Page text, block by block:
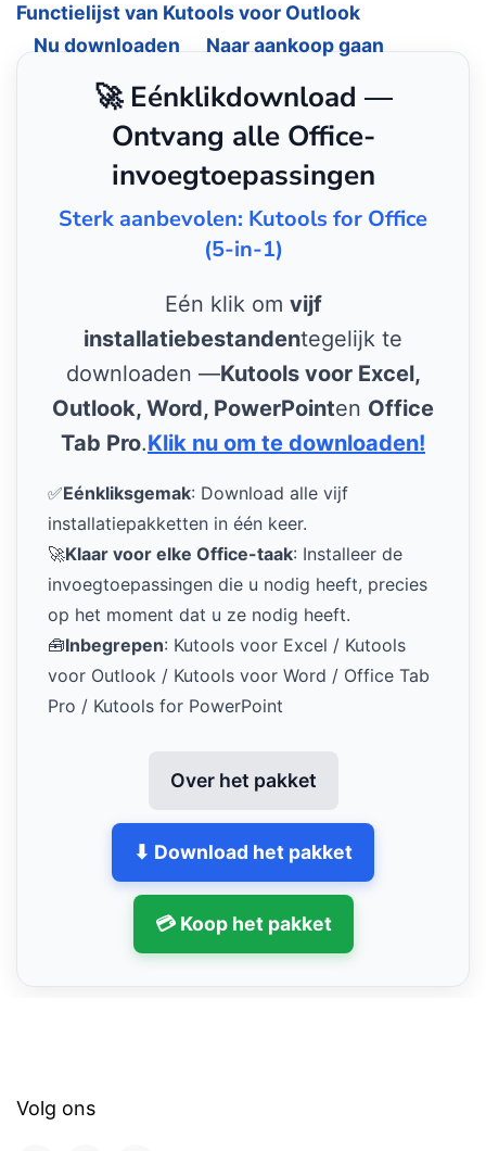
Functielijst van Kutools voor Outlook
Nu downloaden
Naar aankoop gaan
🚀 Eénklikdownload —
Ontvang alle Office-
invoegtoepassingen
Sterk aanbevolen: Kutools for Office
(5-in-1)
Eén klik om vijf
installatiebestandentegelijk te
downloaden —Kutools voor Excel,
Outlook, Word, PowerPointen Office
Tab Pro.Klik nu om te downloaden!
✅Eénkliksgemak: Download alle vijf
installatiepakketten in één keer.
🚀Klaar voor elke Office-taak: Installeer de
invoegtoepassingen die u nodig heeft, precies
op het moment dat u ze nodig heeft.
🧰Inbegrepen: Kutools voor Excel / Kutools
voor Outlook / Kutools voor Word / Office Tab
Pro / Kutools for PowerPoint
Over het pakket
⬇ Download het pakket
💳 Koop het pakket
Volg ons